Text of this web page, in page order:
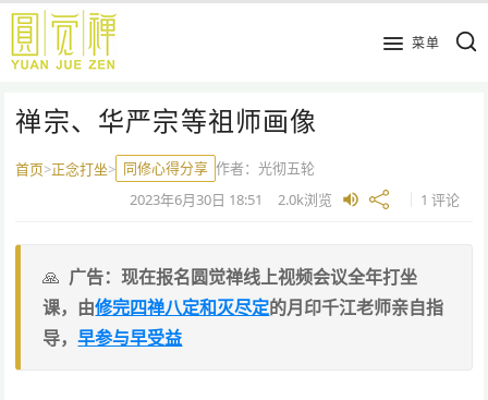
跳
主
内
菜单
禅宗、华严宗等祖师画像
首页>正念打坐> 同修心得分享 作者：光彻五轮
2023年6月30日 18:51 2.0k浏览 1 评论
广告：现在报名圆觉禅线上视频会议全年打坐
课，由修完四禅八定和灭尽定的月印千江老师亲自指
导，早参与早受益